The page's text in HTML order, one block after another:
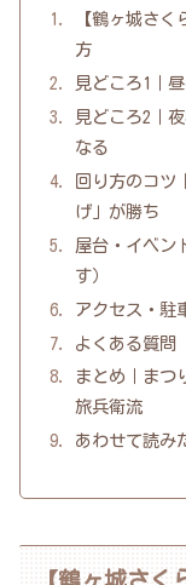
【鶴ヶ城さ
方
見どころ1｜
見どころ2｜
なる
回り方のコツ
げ」が勝ち
屋台・イベン
す）
アクセス・駐
よくある質問（
まとめ｜まつ
旅兵衛流
あわせて読み
【鶴ヶ城さ